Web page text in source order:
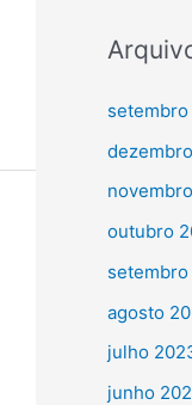
outubro
agosto
julho
junho